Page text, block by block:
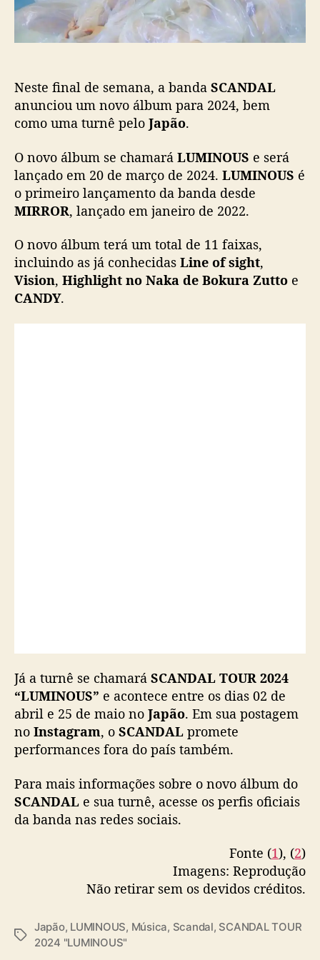
ç
ã
n
o
l
b
u
m
t
u
r
Neste final de semana, a banda SCANDAL
anunciou um novo álbum para 2024, bem
como uma turnê pelo Japão.
O novo álbum se chamará LUMINOUS e será
lançado em 20 de março de 2024. LUMINOUS é
o primeiro lançamento da banda desde
MIRROR, lançado em janeiro de 2022.
O novo álbum terá um total de 11 faixas,
incluindo as já conhecidas Line of sight,
Vision, Highlight no Naka de Bokura Zutto e
CANDY.
Já a turnê se chamará SCANDAL TOUR 2024
“LUMINOUS” e acontece entre os dias 02 de
abril e 25 de maio no Japão. Em sua postagem
no Instagram, o SCANDAL promete
performances fora do país também.
Para mais informações sobre o novo álbum do
SCANDAL e sua turnê, acesse os perfis oficiais
da banda nas redes sociais.
Fonte (1), (2)
Imagens: Reprodução
Não retirar sem os devidos créditos.
T
Japão, LUMINOUS, Música, Scandal, SCANDAL TOUR
2024 "LUMINOUS"